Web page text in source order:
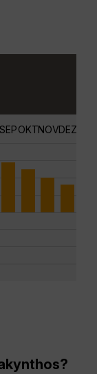
SEPOKTNOVDEZ